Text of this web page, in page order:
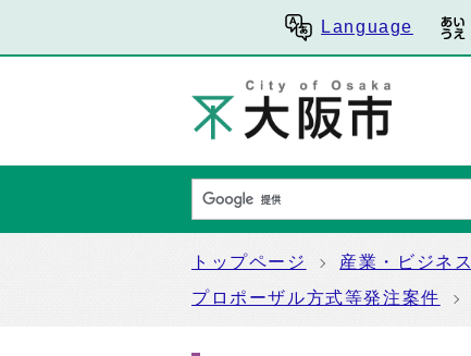
Language
トップページ 産業・ビジネス
プロポーザル方式等発注案件